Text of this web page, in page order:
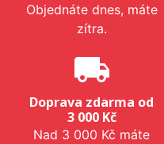
Objednáte dnes, máte
zítra.
local_shipping
Doprava zdarma od
3 000 Kč
Nad 3 000 Kč máte